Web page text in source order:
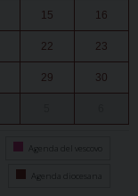
15 16
22 23
29 30
Agenda del vescovo
Agenda diocesana